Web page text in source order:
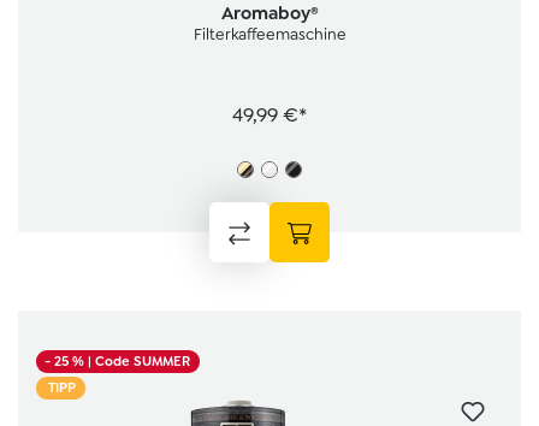
Aromaboy®
Filterkaffeemaschine
49,99 €*
- 25 %| Code SUMMER
TIPP